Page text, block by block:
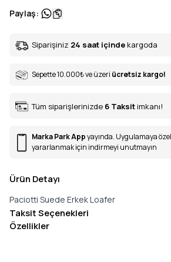
Paylaş:
Siparişiniz 24 saat içinde kargoda
Sepette 10.000₺ve üzeri ücretsiz kargo!
Tüm siparişlerinizde 6 Taksit imkanı!
Marka Park Appyayında. Uygulamaya
yararlanmak için indirmeyi unutmayın
Ürün Detayı
Paciotti Suede Erkek Loafer
Taksit Seçenekleri
Özellikler